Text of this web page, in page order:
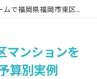
岡市東区マンションを快適＆資産価値UPする方法と予算別実例
マンションを
算別実例